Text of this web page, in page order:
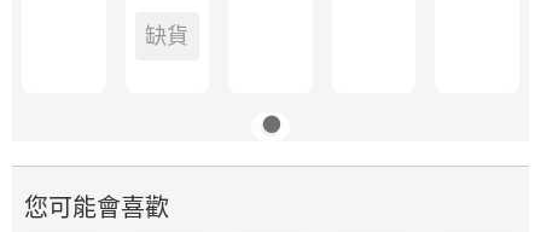
缺貨
您可能會喜歡